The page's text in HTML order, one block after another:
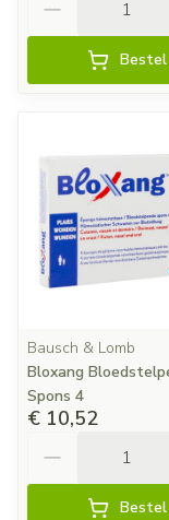
Bestel
Bausch & Lomb
Bloxang
Spons 4
€ 10,52
Bestel